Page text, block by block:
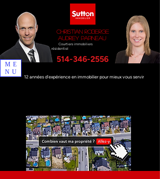
Courtiers immobiliers
résidentiel
514-346-2556
12 années d'expérience en immobilier pour mieux vous servir
Christian Roberge
Audrey Papineau
ME
NU